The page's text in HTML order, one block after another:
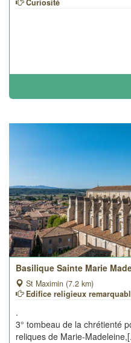
Curiosité
Basilique Sainte Marie
St Maximin (7.2 km)
Edifice religieux
.
3° tombeau de la chrétienté
reliques de Marie-